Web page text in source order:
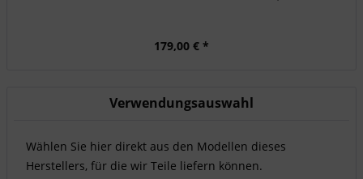
179,00 € *
Verwendungsauswahl
Wählen Sie hier direkt aus den Modellen dieses
Herstellers, für die wir Teile liefern können.